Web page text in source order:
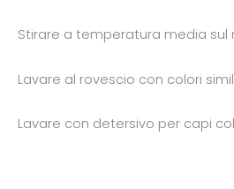
Stirare a temperatura media sul
Lavare al rovescio con colori
Lavare con detersivo per capi